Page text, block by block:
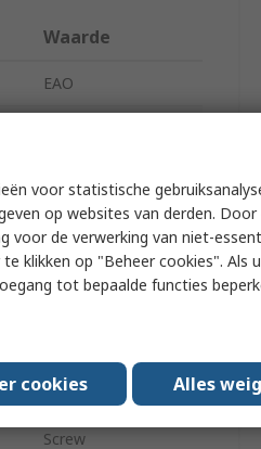
Waarde
EAO
31mm
EAO 04
IP65
Screw
voor statistische
op websites van derden. Door
voor de verwerking van niet-
klikken op "Beheer cookies". Als
tot bepaalde functies
cookies Alles